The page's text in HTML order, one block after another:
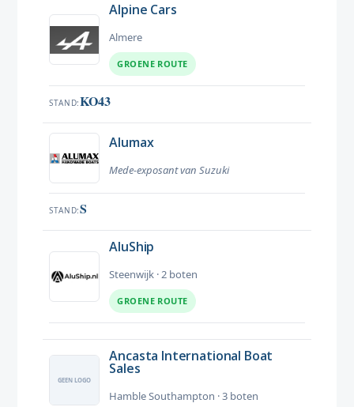
Alpine Cars
Almere
GROENE ROUTE
STAND KO43
Alumax
Mede-exposant van Suzuki
STAND S
AluShip
Steenwijk · 2 boten
GROENE ROUTE
Ancasta International Boat
Sales
Hamble Southampton · 3 boten